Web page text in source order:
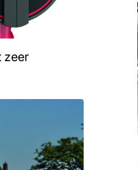
zeer